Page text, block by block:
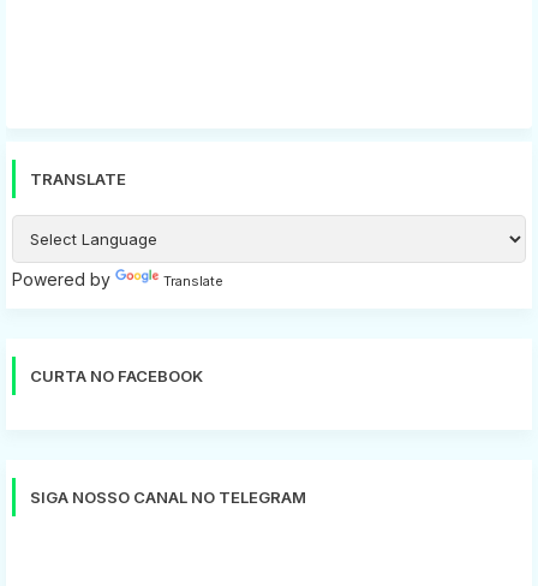
TRANSLATE
Powered by Translate
CURTA NO FACEBOOK
SIGA NOSSO CANAL NO TELEGRAM